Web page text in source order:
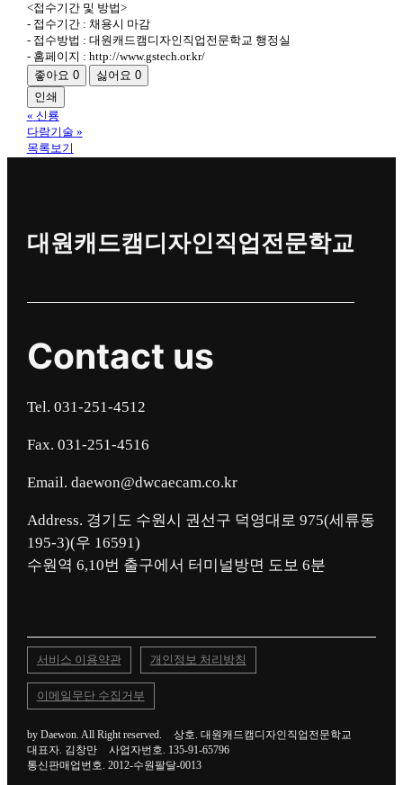
<접수기간 및 방법>
- 접수기간 : 채용시 마감
- 접수방법 : 대원캐드캠디자인직업전문학교 행정실
- 홈페이지 : http://www.gstech.or.kr/
좋아요 0 싫어요 0
인쇄
« 신룡
다람기술 »
목록보기
대원캐드캠디자인직업전문학교
Contact us
Tel. 031-251-4512
Fax. 031-251-4516
Email. daewon@dwcaecam.co.kr
Address. 경기도 수원시 권선구 덕영대로 975(세류동
195-3)(우 16591)
서비스 이용약관 개인정보 처리방침
이메일무단 수집거부
by Daewon. All Right reserved.
상호. 대원캐드캠디자인직업전문학교
대표자. 김창만
사업자번호. 135-91-65796
통신판매업번호. 2012-수원팔달-0013